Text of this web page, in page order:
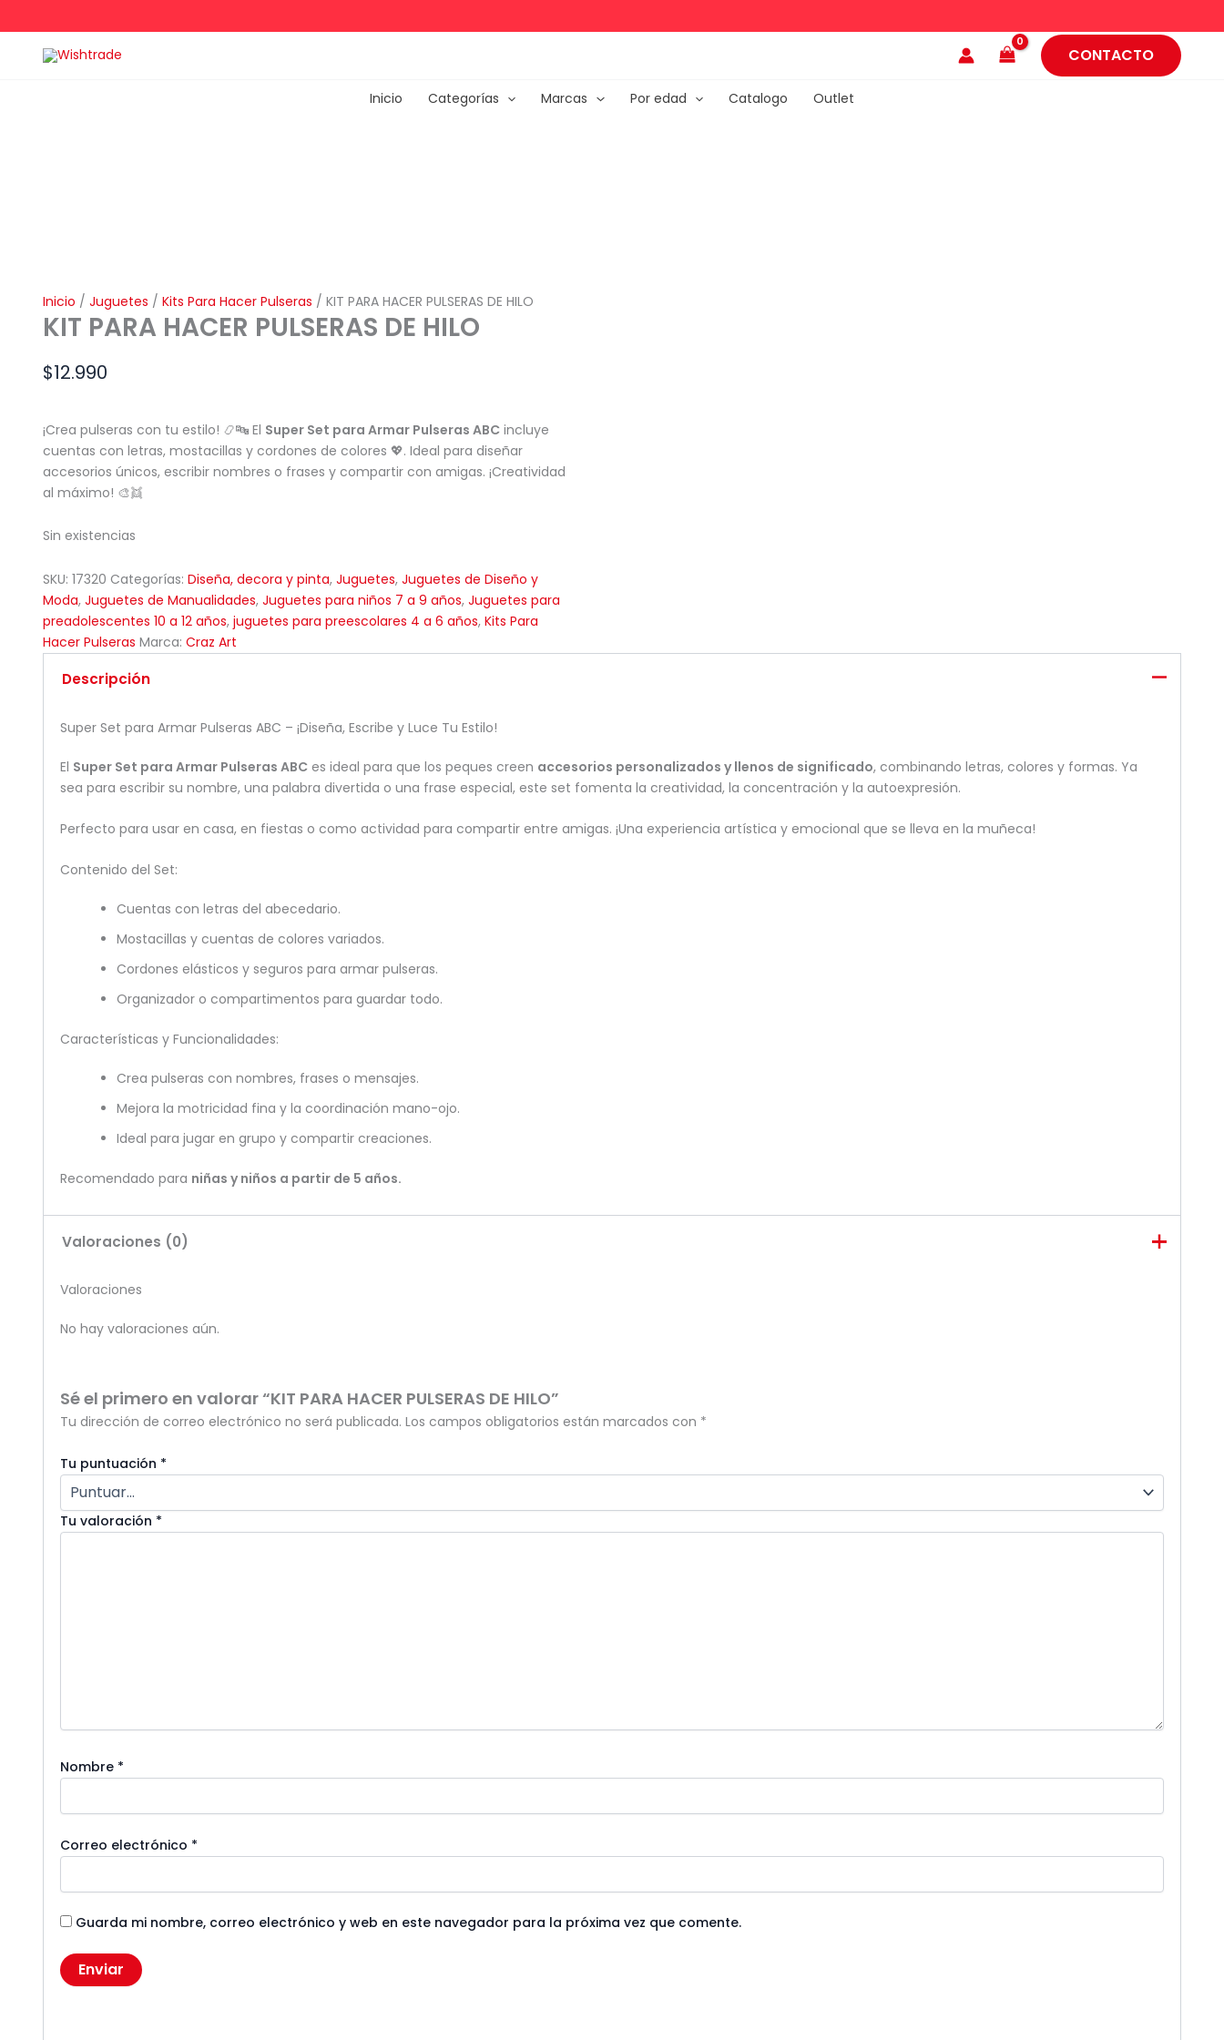
al
contenido
CONTACTO
Inicio Categorías Marcas Por edad Catalogo Outlet
Inicio / Juguetes / Kits Para Hacer Pulseras / KIT PARA HACER PULSERAS DE HILO
KIT PARA HACER PULSERAS DE HILO
$12.990
¡Crea pulseras con tu estilo! 📿🔤 El Super Set para Armar Pulseras ABC incluye
cuentas con letras, mostacillas y cordones de colores 💖. Ideal para diseñar
accesorios únicos, escribir nombres o frases y compartir con amigas. ¡Creatividad
al máximo! 🎨👯
Sin existencias
SKU: 17320 Categorías: Diseña, decora y pinta, Juguetes, Juguetes de Diseño y
Moda, Juguetes de Manualidades, Juguetes para niños 7 a 9 años, Juguetes para
preadolescentes 10 a 12 años, juguetes para preescolares 4 a 6 años, Kits Para
Hacer Pulseras Marca: Craz Art
Descripción
Super Set para Armar Pulseras ABC – ¡Diseña, Escribe y Luce Tu Estilo!
El Super Set para Armar Pulseras ABC es ideal para que los peques creen accesorios personalizados y llenos de significado, combinando letras, colores y formas. Ya
sea para escribir su nombre, una palabra divertida o una frase especial, este set fomenta la creatividad, la concentración y la autoexpresión.
Perfecto para usar en casa, en fiestas o como actividad para compartir entre amigas. ¡Una experiencia artística y emocional que se lleva en la muñeca!
Contenido del Set:
Cuentas con letras del abecedario.
Mostacillas y cuentas de colores variados.
Cordones elásticos y seguros para armar pulseras.
Organizador o compartimentos para guardar todo.
Características y Funcionalidades:
Crea pulseras con nombres, frases o mensajes.
Mejora la motricidad fina y la coordinación mano-ojo.
Ideal para jugar en grupo y compartir creaciones.
Recomendado para niñas y niños a partir de 5 años.
Valoraciones (0)
Valoraciones
No hay valoraciones aún.
Sé el primero en valorar “KIT PARA HACER PULSERAS DE HILO”
Tu dirección de correo electrónico no será publicada. Los campos obligatorios están marcados con *
Tu puntuación *
Tu valoración *
Nombre *
Correo electrónico *
Guarda mi nombre, correo electrónico y web en este navegador para la próxima vez que comente.